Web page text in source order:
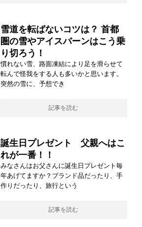
雪道を転ばないコツは？ 首都
圏の雪やアイスバーンはこう乗
り切ろう！
慣れない雪、路面凍結により足を滑らせて
転んで怪我をする人も多いかと思います。
突然の雪に、予想でき
記事を読む
誕生日プレゼント 父親へはこ
れが一番！！
みなさんはお父さんに誕生日プレゼント毎
年あげてますか？ブランド品だったり、手
作りだったり、旅行という
記事を読む